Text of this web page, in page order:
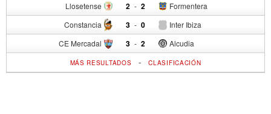
Llosetense 2 - Formentera
2
Constancia 3 - Inter Ibiza
0
CE Mercadal 3 - Alcudia
2
MÁS RESULTADOS -CLASIFICACIÓN